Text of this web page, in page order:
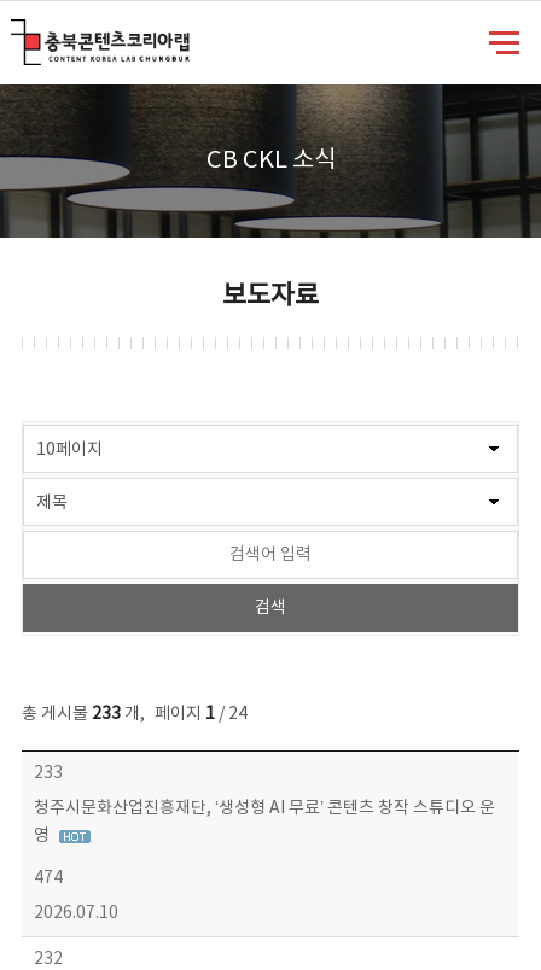
CB CKL 소식
보도자료
총 게시물 233개, 페이지 1/ 24
보도자료 목록 - 번호, 제목, 작성자, 파일, 조회수, 작성일 정보 제공
233
청주시문화산업진흥재단, ‘생성형 AI 무료’ 콘텐츠 창작 스튜디오 운
영
474
2026.07.10
232